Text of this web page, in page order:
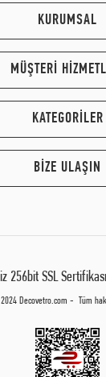
KURUMSAL
MÜŞTERİ
KATEGORİLER
BİZE ULAŞIN
256bit SSL
Decovetro.com - Tüm